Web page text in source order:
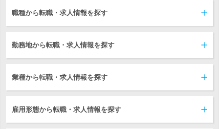
職種から転職・求人情報を探す
勤務地から転職・求人情報を探す
業種から転職・求人情報を探す
雇用形態から転職・求人情報を探す